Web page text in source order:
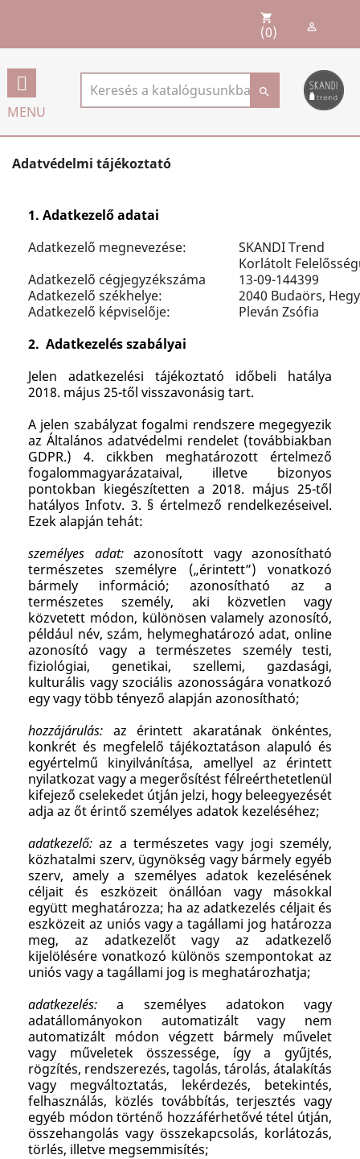
shopping_cart
(0) 
MENU

Adatvédelmi tájékoztató
1. Adatkezelő adatai
Adatkezelő megnevezése:
SKANDI Trend
Korlátolt
Adatkezelő cégjegyzékszáma
13-09-144399
Adatkezelő székhelye:
2040 Budaörs,
Adatkezelő képviselője:
Pleván Zsófia
2. Adatkezelés szabályai
Jelen adatkezelési tájékoztató időbeli hatálya
2018. május 25-től visszavonásig tart.
A jelen szabályzat fogalmi rendszere megegyezik
az Általános adatvédelmi rendelet (továbbiakban
GDPR.) 4. cikkben meghatározott értelmező
fogalommagyarázataival, illetve bizonyos
pontokban kiegészítetten a 2018. május 25-től
hatályos Infotv. 3. § értelmező rendelkezéseivel.
Ezek alapján tehát:
személyes adat:azonosított vagy azonosítható
természetes személyre („érintett”) vonatkozó
bármely információ; azonosítható az a
természetes személy, aki közvetlen vagy
közvetett módon, különösen valamely azonosító,
például név, szám, helymeghatározó adat, online
azonosító vagy a természetes személy testi,
fiziológiai, genetikai, szellemi, gazdasági,
kulturális vagy szociális azonosságára vonatkozó
egy vagy több tényező alapján azonosítható;
hozzájárulás: az érintett akaratának önkéntes,
konkrét és megfelelő tájékoztatáson alapuló és
egyértelmű kinyilvánítása, amellyel az érintett
nyilatkozat vagy a megerősítést félreérthetetlenül
kifejező cselekedet útján jelzi, hogy beleegyezését
adja az őt érintő személyes adatok kezeléséhez;
adatkezelő: az a természetes vagy jogi személy,
közhatalmi szerv, ügynökség vagy bármely egyéb
szerv, amely a személyes adatok kezelésének
céljait és eszközeit önállóan vagy másokkal
együtt meghatározza; ha az adatkezelés céljait és
eszközeit az uniós vagy a tagállami jog határozza
meg, az adatkezelőt vagy az adatkezelő
kijelölésére vonatkozó különös szempontokat az
uniós vagy a tagállami jog is meghatározhatja;
adatkezelés: a személyes adatokon vagy
adatállományokon automatizált vagy nem
automatizált módon végzett bármely művelet
vagy műveletek összessége, így a gyűjtés,
rögzítés, rendszerezés, tagolás, tárolás, átalakítás
vagy megváltoztatás, lekérdezés, betekintés,
felhasználás, közlés továbbítás, terjesztés vagy
egyéb módon történő hozzáférhetővé tétel útján,
összehangolás vagy összekapcsolás, korlátozás,
törlés, illetve megsemmisítés;